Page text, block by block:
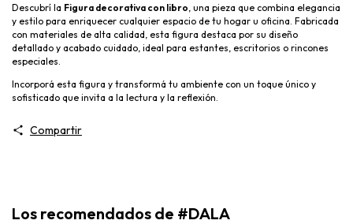
Descubrí la Figura decorativa con libro , una pieza que combina elegancia
y estilo para enriquecer cualquier espacio de tu hogar u oficina. Fabricada
con materiales de alta calidad, esta figura destaca por su diseño
detallado y acabado cuidado, ideal para estantes, escritorios o rincones
especiales.
Incorporá esta figura y transformá tu ambiente con un toque único y
sofisticado que invita a la lectura y la reflexión.
Compartir
Los recomendados de #DALA